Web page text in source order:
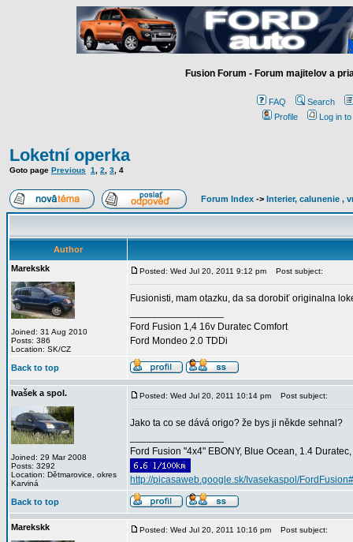
Fusion Forum - Forum majitelov a
FAQ
Search
Profile
Log in
Loketní operka
Goto page Previous 1 2 3 4
Forum Index -> Interier, calunenie ,
Author
Marekskk
Joined: 31 Aug 2010
Posts: 386
Location: SK/CZ
Posted: Wed Jul 20, 2011 9:12 pm Post subject:
Fusionisti, mam otazku, da sa dorobiť originalna
Ford Fusion 1,4 16v Duratec Comfort
Ford Mondeo 2.0 TDDi
Back to top
Ivašek a spol.
Joined: 29 Mar 2008
Posts: 3292
Location: Dětmarovice, okres
Karviná
Posted: Wed Jul 20, 2011 10:14 pm Post subject:
Jako ta co se dává origo? že bys ji někde sehnal?
Ford Fusion "4x4" EBONY, Blue Ocean, 1.4
http://picasaweb.google.sk/Ivasekaspol/FordFusion#
Back to top
Marekskk Posted: Wed Jul 20, 2011 10:16 pm Post subject: